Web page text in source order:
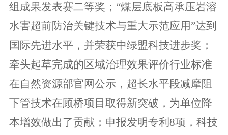
组成果发表赛二等奖；“煤层底板高承压岩溶
水害超前防治关键技术与重大示范应用”达到
国际先进水平，并荣获中绿盟科技进步奖；
牵头起草完成的区域治理效果评价行业标准
在自然资源部官网公示，超长水平段减摩阻
下管技术在顾桥项目取得新突破，为单位降
本增效做出了贡献；申报发明专利8项，科技